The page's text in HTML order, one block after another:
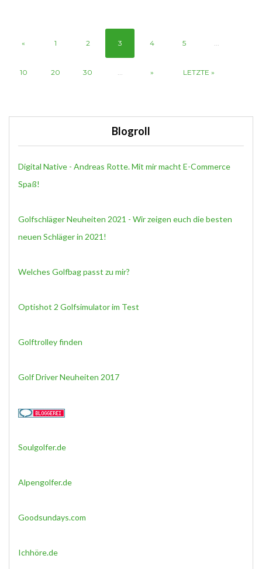
« 1 2 3 4 5
10 20 30 » LETZTE »
Blogroll
Digital Native - Andreas Rotte. Mit mir macht E-Commerce
Spaß!
Golfschläger Neuheiten 2021 - Wir zeigen euch die besten
neuen Schläger in 2021!
Welches Golfbag passt zu mir?
Optishot 2 Golfsimulator im Test
Golftrolley finden
Golf Driver Neuheiten 2017
Soulgolfer.de
Alpengolfer.de
Goodsundays.com
Ichhöre.de